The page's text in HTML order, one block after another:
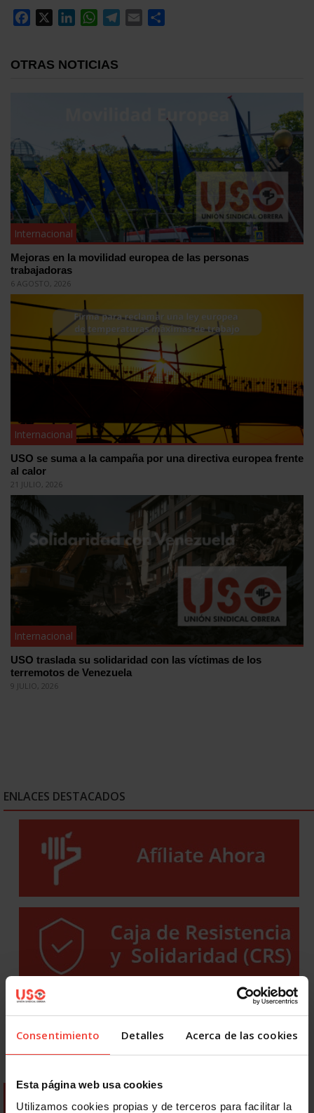
Consentimiento Detalles Acerca de las cookies
Esta página web usa cookies
Utilizamos cookies propias y de terceros para facilitar la
Facebook LinkedInWhatsApp
Telegram
Email
OTRAS NOTICIAS
Internacional
Mejoras en la movilidad europea de las personas
trabajadoras
6 AGOSTO, 2026
Internacional
USO se suma a la campaña por una directiva europea frente
al calor
21 JULIO, 2026
Internacional
USO traslada su solidaridad con las víctimas de los
terremotos de Venezuela
9 JULIO, 2026
ENLACES DESTACADOS